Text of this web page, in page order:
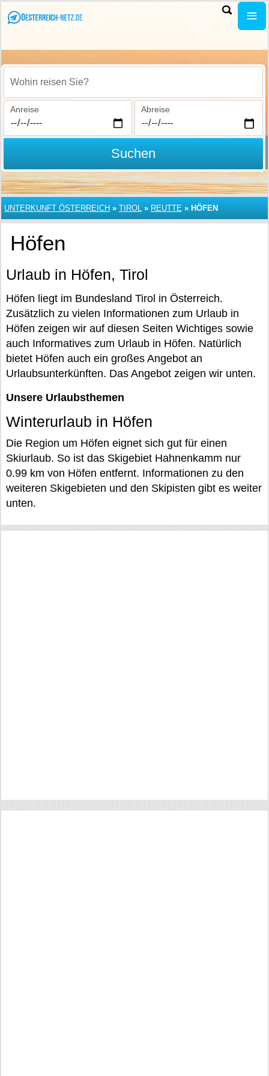
Wohin reisen Sie?
Anreise Abreise
Suchen
UNTERKUNFT ÖSTERREICH » TIROL » REUTTE » HÖFEN
Höfen
Urlaub in Höfen, Tirol
Höfen liegt im Bundesland Tirol in Österreich.
Zusätzlich zu vielen Informationen zum Urlaub in
Höfen zeigen wir auf diesen Seiten Wichtiges sowie
auch Informatives zum Urlaub in Höfen. Natürlich
bietet Höfen auch ein großes Angebot an
Urlaubsunterkünften. Das Angebot zeigen wir unten.
Unsere Urlaubsthemen
Winterurlaub in Höfen
Die Region um Höfen eignet sich gut für einen
Skiurlaub. So ist das Skigebiet Hahnenkamm nur
0.99 km von Höfen entfernt. Informationen zu den
weiteren Skigebieten und den Skipisten gibt es weiter
unten.